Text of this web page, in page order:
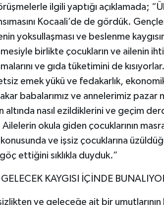
ilgili yaptığı açıklamada;
Kocaali’de de gördük.
yoksullaşması ve beslenme
birlikte çocukların ve ailenin
ve gıda tüketimini de
emek yükü ve fedakarlık,
babalarımız ve annelerimiz pazar
altında nasıl ezildiklerini ve geçim
okula giden çocuklarının
ve işsiz çocuklarına
ettiğini sıklıkla duyduk.”
KAYGISI İÇİNDE
ve geleceğe ait bir